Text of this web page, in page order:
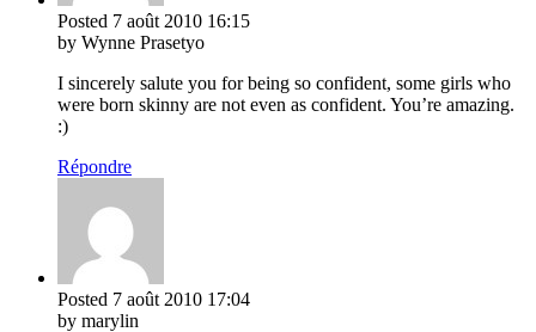
Posted 7 août 2010 16:15
by Wynne Prasetyo
I sincerely salute you for being so confident, some girls who
were born skinny are not even as confident. You’re amazing.
:)
Répondre
Posted 7 août 2010 17:04
by marylin